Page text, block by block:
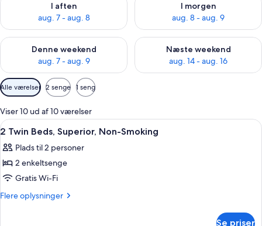
I aften
aug. 7 - aug. 8
I morgen
aug. 8 - aug. 9
Denne weekend
aug. 7 - aug. 9
Tjek tilgængelighed for denne weekend aug. 7 - aug. 9
Næste weekend
aug. 14 - aug. 16
Tjek tilgængelighed for næste
Tilgængelige
filtre
for
værelser
Alle værelser 2 senge 1 seng
Viser 10 ud af 10 værelser
Indlæs
alle
billeder
af
2
Twin
Et hotelværelse med en stor seng,
11
2 Twin Beds, Superior, Non-Smoking
Plads til 2 personer
2 enkeltsenge
Gratis Wi-Fi
Flere oplysninger
Flere
Se priser